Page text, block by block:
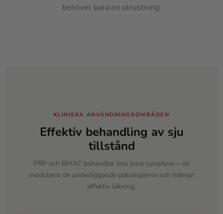
behöver bara en utrustning.
KLINISKA ANVÄNDNINGSOMRÅDEN
Effektiv behandling av sju
tillstånd
PRP och BMAC behandlar inte bara symptom – de
modulerar de underliggande patologierna och främjar
effektiv läkning.